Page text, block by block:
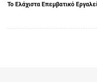
Το Ελάχιστα Επεμβατικό